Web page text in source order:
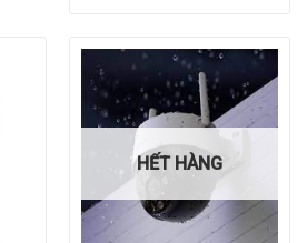
775.000₫
1.224.000₫
đến
1.345.000₫
HẾT HÀNG